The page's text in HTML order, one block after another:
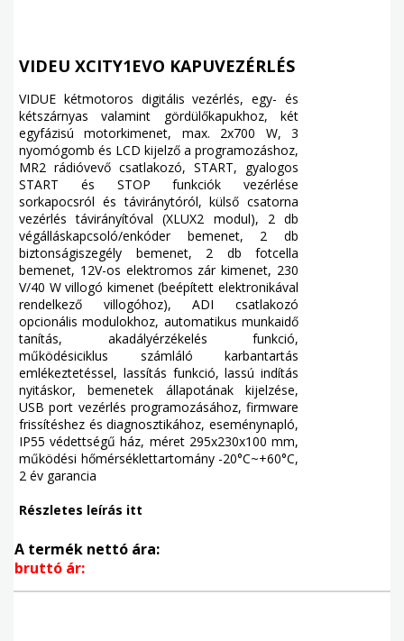
VIDEU XCITY1EVO KAPUVEZÉRLÉS
VIDUE kétmotoros digitális vezérlés, egy- és
kétszárnyas valamint gördülőkapukhoz, két
egyfázisú motorkimenet, max. 2x700 W, 3
nyomógomb és LCD kijelző a programozáshoz,
MR2 rádióvevő csatlakozó, START, gyalogos
START és STOP funkciók vezérlése
sorkapocsról és táviránytóról, külső csatorna
vezérlés távirányítóval (XLUX2 modul), 2 db
végálláskapcsoló/enkóder bemenet, 2 db
biztonságiszegély bemenet, 2 db fotcella
bemenet, 12V-os elektromos zár kimenet, 230
V/40 W villogó kimenet (beépített elektronikával
rendelkező villogóhoz), ADI csatlakozó
opcionális modulokhoz, automatikus munkaidő
tanítás, akadályérzékelés funkció,
működésiciklus számláló karbantartás
emlékeztetéssel, lassítás funkció, lassú indítás
nyitáskor, bemenetek állapotának kijelzése,
USB port vezérlés programozásához, firmware
frissítéshez és diagnosztikához, eseménynapló,
IP55 védettségű ház, méret 295x230x100 mm,
működési hőmérséklettartomány -20°C~+60°C,
2 év garancia
Részletes leírás itt
A termék nettó ára:
bruttó ár: